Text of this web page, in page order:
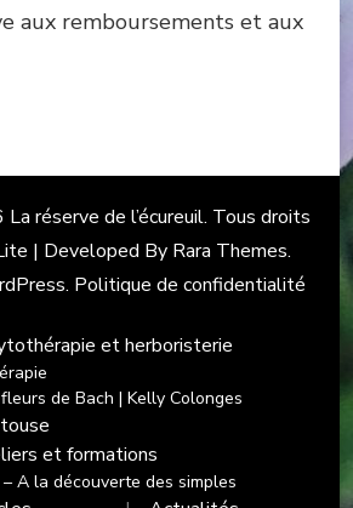
aux remboursements et aux
La réserve de l’écureuil. Tous droits
| Developed By Rara Themes.
. Politique de confidentialité
et herboristerie
de Bach | Kelly Colonges
et formations
A la découverte des simples